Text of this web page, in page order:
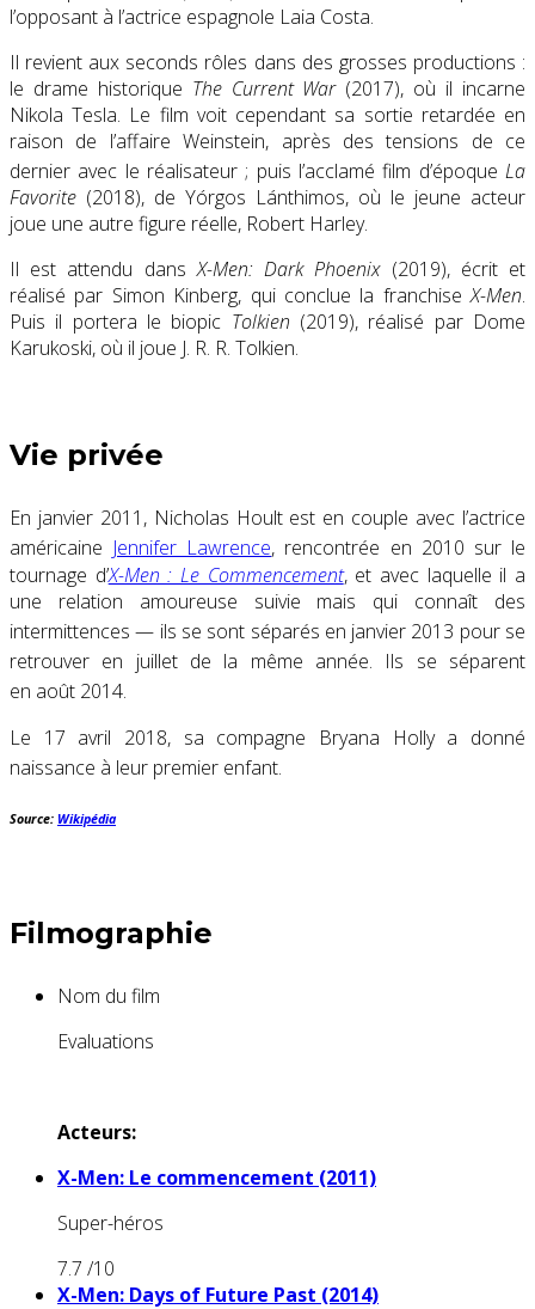
l’opposant à l’actrice espagnole Laia Costa.
Il revient aux seconds rôles dans des grosses productions :
le drame historique The Current War(2017), où il incarne
Nikola Tesla. Le film voit cependant sa sortie retardée en
raison de l’affaire Weinstein, après des tensions de ce
dernier avec le réalisateur ; puis l’acclamé film d’époque La
Favorite (2018), de Yórgos Lánthimos, où le jeune acteur
joue une autre figure réelle, Robert Harley.
Il est attendu dansX-Men: Dark Phoenix(2019), écrit et
réalisé par Simon Kinberg, qui conclue la franchiseX-Men.
Puis il portera le biopic Tolkien (2019), réalisé par Dome
Karukoski, où il joue J. R. R. Tolkien.
Vie privée
En janvier 2011 , Nicholas Hoult est en couple avec l’actrice
américaine Jennifer Lawrence, rencontrée en 2010 sur le
tournage d’X-Men : Le Commencement, et avec laquelle il a
une relation amoureuse suivie mais qui connaît des
intermittences — ils se sont séparés en janvier 2013 pour se
retrouver en juillet de la même année. Ils se séparent
en août 2014.
Le 17 avril 2018, sa compagne Bryana Holly a donné
naissance à leur premier enfant.
Source: Wikipédia
Filmographie
Nom du film
Evaluations
Acteurs:
X-Men: Le commencement (2011)
Super-héros
7.7 /10
X-Men: Days of Future Past (2014)